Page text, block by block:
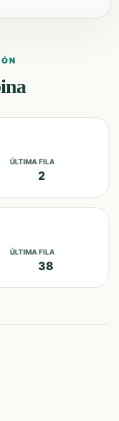
ÚLTIMA FILA
2
ÚLTIMA FILA
38